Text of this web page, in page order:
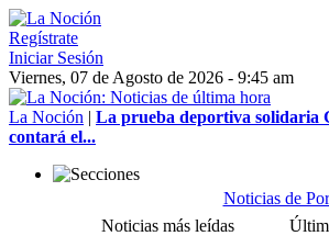
Regístrate
Iniciar Sesión
Viernes, 07 de Agosto de 2026 - 9:45 am
La Noción | La prueba deportiva solidaria
contará el...
Noticias de
Noticias más leídas